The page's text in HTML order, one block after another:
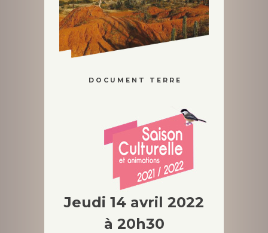
D O C U M E N T T E R R E
Jeudi 14 avril 2022
à 20h30